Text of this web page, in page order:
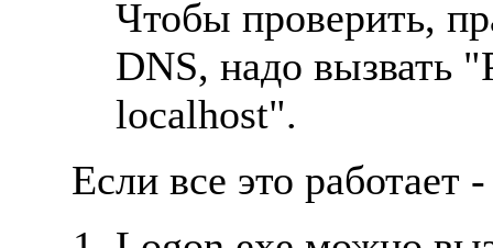
Чтобы проверить,
DNS, надо вызвать
localhost".
Если все это работает